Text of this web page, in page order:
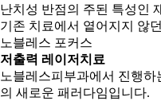
난치성 반점의 주된 특성인
기존 치료에서 옅어지지 않
노블레스 포커스
저출력 레이저치료
노블레스피부과에서 진행
의 새로운 패러다임입니다.